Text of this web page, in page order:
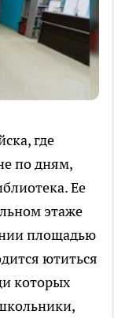
где
по дням,
Ее
этаже
площадью
ютиться
которых